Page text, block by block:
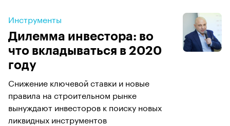
Инструменты
Дилемма инвестора: во
что вкладываться в 2020
году
Снижение ключевой ставки и новые
правила на строительном рынке
вынуждают инвесторов к поиску новых
ликвидных инструментов